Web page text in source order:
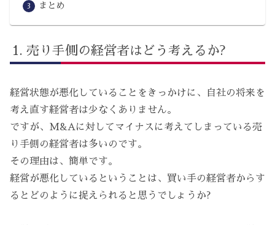
まとめ
売り手側の経営者はどう考えるか?
経営状態が悪化していることをきっかけに、自社の将来を
考え直す経営者は少なくありません。
ですが、M&Aに対してマイナスに考えてしまっている売
り手側の経営者は多いのです。
その理由は、簡単です。
経営が悪化しているということは、買い手の経営者からす
るとどのように捉えられると思うでしょうか?